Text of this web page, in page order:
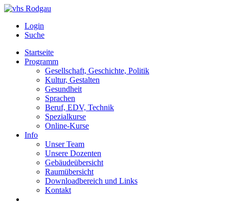
Login
Suche
Startseite
Programm
Gesellschaft, Geschichte, Politik
Kultur, Gestalten
Gesundheit
Sprachen
Beruf, EDV, Technik
Spezialkurse
Online-Kurse
Info
Unser Team
Unsere Dozenten
Gebäudeübersicht
Raumübersicht
Downloadbereich und Links
Kontakt